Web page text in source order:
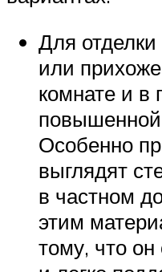
Для отделки
или
комнате и в
Особенно
выглядят
в частном
этим
тому, что он